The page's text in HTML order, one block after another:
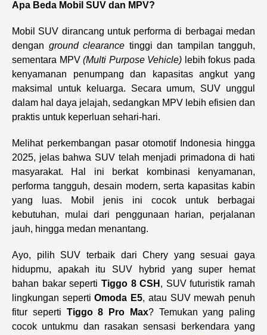
Apa Beda Mobil SUV dan MPV?
Mobil SUV dirancang untuk performa di berbagai medan
dengan ground clearance tinggi dan tampilan tangguh,
sementara MPV(Multi Purpose Vehicle) lebih fokus pada
kenyamanan penumpang dan kapasitas angkut yang
maksimal untuk keluarga. Secara umum, SUV unggul
dalam hal daya jelajah, sedangkan MPV lebih efisien dan
praktis untuk keperluan sehari-hari.
Melihat perkembangan pasar otomotif Indonesia hingga
2025, jelas bahwa SUV telah menjadi primadona di hati
masyarakat. Hal ini berkat kombinasi kenyamanan,
performa tangguh, desain modern, serta kapasitas kabin
yang luas. Mobil jenis ini cocok untuk berbagai
kebutuhan, mulai dari penggunaan harian, perjalanan
jauh, hingga medan menantang.
Ayo, pilih SUV terbaik dari Chery yang sesuai gaya
hidupmu, apakah itu SUV hybrid yang super hemat
bahan bakar seperti Tiggo 8 CSH , SUV futuristik ramah
lingkungan sepertiOmoda E5, atau SUV mewah penuh
fitur seperti Tiggo 8 Pro Max? Temukan yang paling
cocok untukmu dan rasakan sensasi berkendara yang